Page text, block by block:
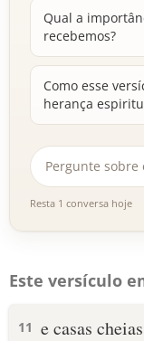
Qual a
recebemos?
Como esse
herança
Resta 1 conversa hoje
Este versículo
11 e casas